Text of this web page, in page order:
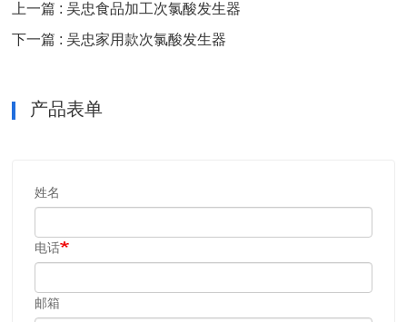
上一篇 : 吴忠食品加工次氯酸发生器
下一篇 : 吴忠家用款次氯酸发生器
产品表单
姓名
电话
邮箱